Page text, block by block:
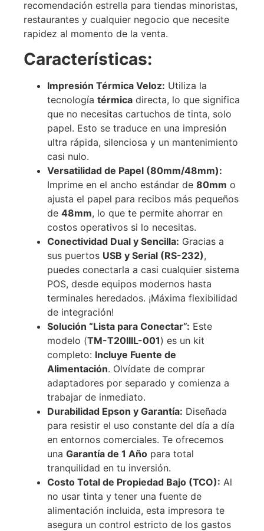
recomendación estrella para tiendas minoristas,
restaurantes y cualquier negocio que necesite
rapidez al momento de la venta.
Características:
Impresión Térmica Veloz: Utiliza la
tecnología térmica directa, lo que significa
que no necesitas cartuchos de tinta, solo
papel. Esto se traduce en una impresión
ultra rápida, silenciosa y un mantenimiento
casi nulo.
Versatilidad de Papel (80mm/48mm):
Imprime en el ancho estándar de 80mm o
ajusta el papel para recibos más pequeños
de 48mm, lo que te permite ahorrar en
costos operativos si lo necesitas.
Conectividad Dual y Sencilla: Gracias a
sus puertos USB y Serial (RS-232),
puedes conectarla a casi cualquier sistema
POS, desde equipos modernos hasta
terminales heredados. ¡Máxima flexibilidad
de integración!
Solución “Lista para Conectar”: Este
modelo (TM-T20IIIL-001) es un kit
completo: Incluye Fuente de
Alimentación. Olvídate de comprar
adaptadores por separado y comienza a
trabajar de inmediato.
Durabilidad Epson y Garantía: Diseñada
para resistir el uso constante del día a día
en entornos comerciales. Te ofrecemos
una Garantía de 1 Año para total
tranquilidad en tu inversión.
Costo Total de Propiedad Bajo (TCO): Al
no usar tinta y tener una fuente de
alimentación incluida, esta impresora te
asegura un control estricto de los gastos